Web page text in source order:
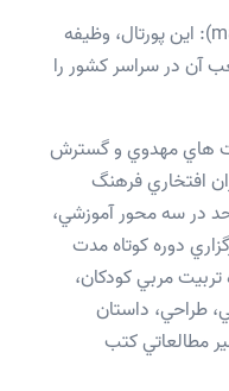
11. پایگاه شعب بنیاد (mahdi313.org): این پورتال، وظیفه
آن در سراسر کشور را
هاي مهدوي و گسترش
افتخاري فرهنگ
در سه محور آموزشي،
دوره كوتاه مدت
مربي كودكان،
طراحي، داستان
مطالعاتي كتب